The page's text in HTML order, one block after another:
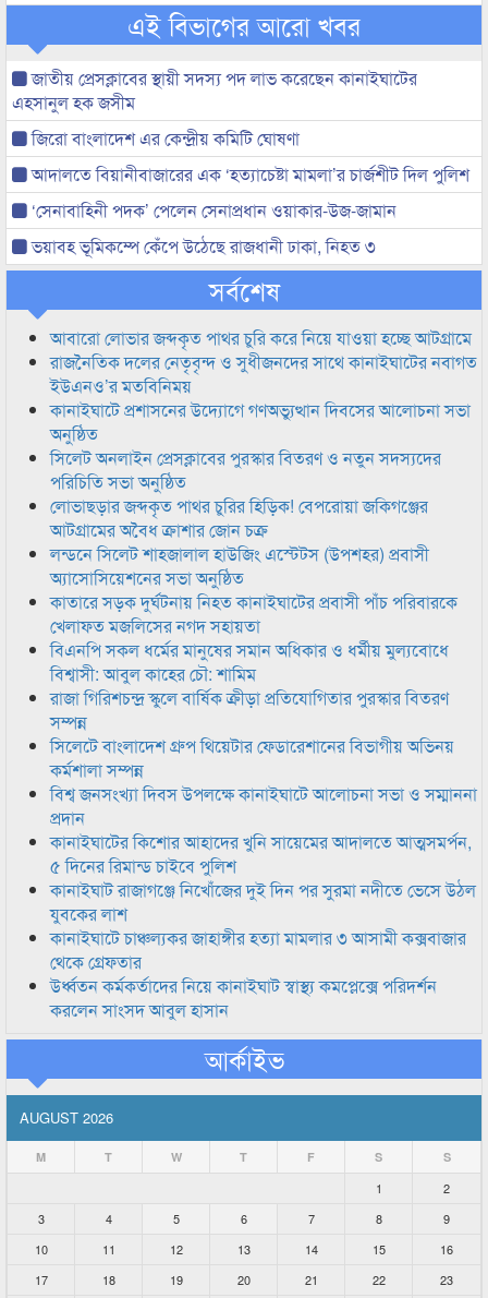
এই বিভাগের আরো খবর
জাতীয় প্রেসক্লাবের স্থায়ী সদস্য পদ লাভ করেছেন কানাইঘাটের
এহসানুল হক জসীম
জিরো বাংলাদেশ এর কেন্দ্রীয় কমিটি ঘোষণা
আদালতে বিয়ানীবাজারের এক ‘হত্যাচেষ্টা মামলা’র চার্জশীট দিল পুলিশ
‘সেনাবাহিনী পদক’ পেলেন সেনাপ্রধান ওয়াকার-উজ-জামান
ভয়াবহ ভূমিকম্পে কেঁপে উঠেছে রাজধানী ঢাকা, নিহত ৩
সর্বশেষ
আবারো লোভার জব্দকৃত পাথর চুরি করে নিয়ে যাওয়া হচ্ছে আটগ্রামে
রাজনৈতিক দলের নেতৃবৃন্দ ও সুধীজনদের সাথে কানাইঘাটের নবাগত
ইউএনও’র মতবিনিময়
কানাইঘাটে প্রশাসনের উদ্যোগে গণঅভ্যুত্থান দিবসের আলোচনা সভা
অনুষ্ঠিত
সিলেট অনলাইন প্রেসক্লাবের পুরস্কার বিতরণ ও নতুন সদস্যদের
পরিচিতি সভা অনুষ্ঠিত
লোভাছড়ার জব্দকৃত পাথর চুরির হিড়িক! বেপরোয়া জকিগঞ্জের
আটগ্রামের অবৈধ ক্রাশার জোন চক্র
লন্ডনে সিলেট শাহজালাল হাউজিং এস্টেটস (উপশহর) প্রবাসী
অ্যাসোসিয়েশনের সভা অনুষ্ঠিত
কাতারে সড়ক দুর্ঘটনায় নিহত কানাইঘাটের প্রবাসী পাঁচ পরিবারকে
খেলাফত মজলিসের নগদ সহায়তা
বিএনপি সকল ধর্মের মানুষের সমান অধিকার ও ধর্মীয় মুল্যবোধে
বিশ্বাসী: আবুল কাহের চৌ: শামিম
রাজা গিরিশচন্দ্র স্কুলে বার্ষিক ক্রীড়া প্রতিযোগিতার পুরস্কার বিতরণ
সম্পন্ন
সিলেটে বাংলাদেশ গ্রুপ থিয়েটার ফেডারেশানের বিভাগীয় অভিনয়
কর্মশালা সম্পন্ন
বিশ্ব জনসংখ্যা দিবস উপলক্ষে কানাইঘাটে আলোচনা সভা ও সম্মাননা
প্রদান
কানাইঘাটের কিশোর আহাদের খুনি সায়েমের আদালতে আত্মসমর্পন,
৫ দিনের রিমান্ড চাইবে পুলিশ
কানাইঘাট রাজাগঞ্জে নিখোঁজের দুই দিন পর সুরমা নদীতে ভেসে উঠল
যুবকের লাশ
কানাইঘাটে চাঞ্চল্যকর জাহাঙ্গীর হত্যা মামলার ৩ আসামী কক্সবাজার
থেকে গ্রেফতার
উর্ধ্বতন কর্মকর্তাদের নিয়ে কানাইঘাট স্বাস্থ্য কমপ্লেক্সে পরিদর্শন
করলেন সাংসদ আবুল হাসান
আর্কাইভ
AUGUST 2026
M T W T F S S
1
2
3
4 5 6 7 8
9
10
11 12 13 14 15
16
17
18 19 20 21 22 23